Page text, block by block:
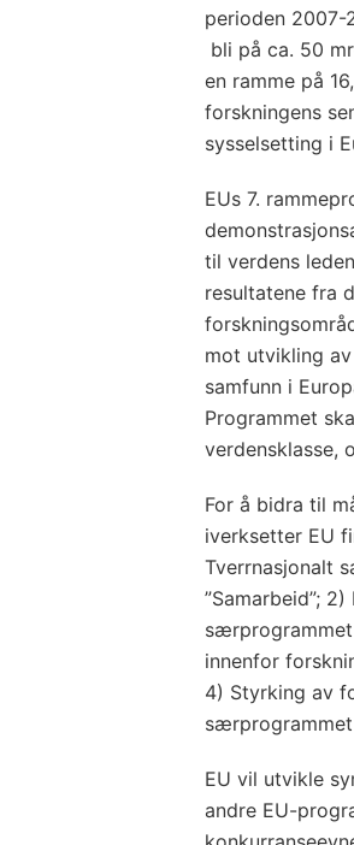
perioden 2007-
bli på ca. 50
en ramme på
forskningens
sysselsetting i
EUs 7.
til verdens
resultatene fra
mot utvikling
samfunn i
Programmet
verdensklasse,
For å bidra til
iverksetter EU
Tverrnasjonalt
”Samarbeid”;
særprogrammet
innenfor
4) Styrking av
særprogrammet
EU vil utvikle
andre EU-